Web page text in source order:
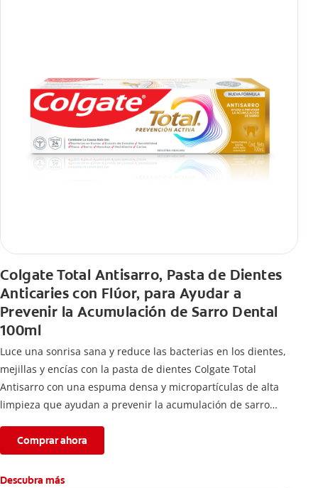
Colgate Total Antisarro, Pasta de Dientes
Anticaries con Flúor, para Ayudar a
Prevenir la Acumulación de Sarro Dental
100ml
Luce una sonrisa sana y reduce las bacterias en los dientes,
mejillas y encías con la pasta de dientes Colgate Total
Antisarro con una espuma densa y micropartículas de alta
limpieza que ayudan a prevenir la acumulación de sarro
Comprar ahora
Descubra más